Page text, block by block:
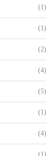
(1)
(1)
(2)
(4)
(5)
(1)
(4)
(1)